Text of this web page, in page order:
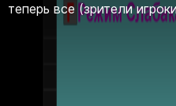
теперь все (зрители